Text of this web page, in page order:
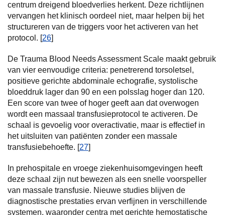
centrum dreigend bloedverlies herkent. Deze richtlijnen
vervangen het klinisch oordeel niet, maar helpen bij het
structureren van de triggers voor het activeren van het
protocol. [26]
De Trauma Blood Needs Assessment Scale maakt gebruik
van vier eenvoudige criteria: penetrerend torsoletsel,
positieve gerichte abdominale echografie, systolische
bloeddruk lager dan 90 en een polsslag hoger dan 120.
Een score van twee of hoger geeft aan dat overwogen
wordt een massaal transfusieprotocol te activeren. De
schaal is gevoelig voor overactivatie, maar is effectief in
het uitsluiten van patiënten zonder een massale
transfusiebehoefte. [27]
In prehospitale en vroege ziekenhuisomgevingen heeft
deze schaal zijn nut bewezen als een snelle voorspeller
van massale transfusie. Nieuwe studies blijven de
diagnostische prestaties ervan verfijnen in verschillende
systemen, waaronder centra met gerichte hemostatische